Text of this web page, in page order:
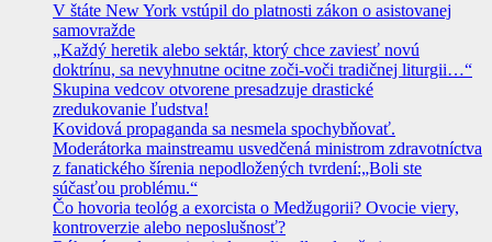
V štáte New York vstúpil do platnosti zákon o asistovanej
samovražde
„Každý heretik alebo sektár, ktorý chce zaviesť novú
doktrínu, sa nevyhnutne ocitne zoči-voči tradičnej liturgii…“
Skupina vedcov otvorene presadzuje drastické
zredukovanie ľudstva!
Kovidová propaganda sa nesmela spochybňovať.
Moderátorka mainstreamu usvedčená ministrom zdravotníctva
z fanatického šírenia nepodložených tvrdení:„Boli ste
súčasťou problému.“
Čo hovoria teológ a exorcista o Medžugorii? Ovocie viery,
kontroverzie alebo neposlušnosť?